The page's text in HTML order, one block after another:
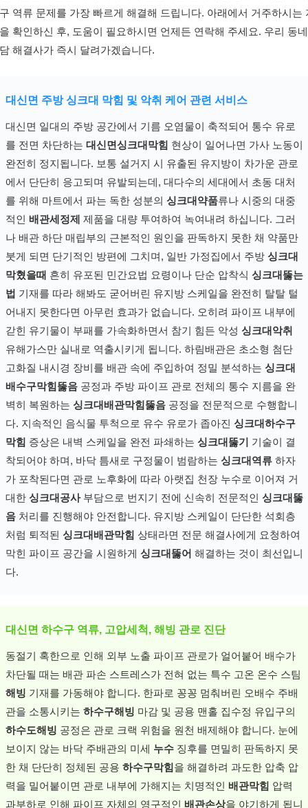
역류 문제를 가장 빠르게 해결해 드립니다. 아래에서 거주하시는
확인하신 후, 도움이 필요하시면 언제든 연락해 주세요. 우리 동네
해결사가 즉시 달려가겠습니다.
대신면 주방 싱크대 막힘 및 악취 케어 관련 서비스
대신면 일대의 주방 공간에서 기름 오염물이 축적되어 통수 유로
를 전면 차단하는 대신면싱크대막힘 현상이 일어나면 가사 노동이
완전히 정지됩니다. 보통 설거지 시 유출된 유지방이 차가운 관로
에서 단단히 응고되며 유발되는데, 대다수의 세대에서 초동 대처
를 위해 마트에서 파는 독한 성분의 싱크대약품류나 시중의 대중
적인 배관세정제
제품을 대량 투여하여 녹여내려 하십니다. 그러
나 배관 하단 매립부의 근본적인 원인을 판독하지 못한 채 약품만
붓게 되면 단기적인 방편에 그치며, 일반 가정집에서 주방 싱크대
막혔을때 흔히 유포된 민간요법 요령이나 단순 압착식 싱크대뚫는
법 기재를 따라 해봐도 굳어버린 유지방 스케일을 완전히 탈탈 털
어내지 못한다면 아무런 효과가 없습니다. 오히려 파이프 내부에
갇힌 유기물이 부패를 가속화하면서 참기 힘든 악성 싱크대악취
유해가스만 실내로 역출시키게 됩니다. 하림배관은 초소형 첨단
고화질 내시경 장비를 배관 속에 주입하여 정밀 분석하는 싱크대
배수구막힘뚫음공정과 주방 파이프 관로 전체의 통수 지름을 완
벽히 복원하는 싱크대배관막힘뚫음공정을 전문적으로 수행합니
다. 지속적인 음식물 투척으로 유수 유로가 좁아진 싱크대하수구
막힘 증상은 내벽 스케일을 완전 파쇄하는 싱크대뚫기
기술이 결
착되어야 하며, 바닥 틈새로 구정물이 범람하는 싱크대역류하자
가 포착된다면 관로 노후화에 따라 아랫집 천장 누수로 이어져 거
대한 싱크대공사부담으로 번지기 전에 신속히 전문적인 싱크대뚫
음처리를 진행해야 안전합니다. 유지방 스케일이 단단한 석회층
처럼 퇴적된 싱크대배관막힘 상태라면 전문 해결사에게 요청하여
막힌 파이프 공간을 시원하게 싱크대뚫어 해결하는 것이 최선입니
다.
대신면 하수구 역류, 고압세척, 해빙 관로 진단
동절기 혹한으로 인해 외부 노출 파이프 관로가 얼어붙어 배수가
차단될 때는 배관 파손 스트레스가 전혀 없는 특수 고온 온수 스팀
해빙 기재를 가동해야 합니다. 한파로 꽁꽁 멈춰버린 오배수 주배
관을 소통시키는 하수구해빙 마감 및 공용 맨홀 집수정 유입구의
하수도해빙 공정은 관로 크랙 위험을 원천 배제해야 합니다. 눈에
보이지 않는 바닥 주배관의 미세 누수징후를 면밀히 판독하지 못
한 채 단단히 정체된 공용 하수구막힘을 해결하려 과도한 압축 압
력을 밀어붙이면 관로 내부에 가해지는 치명적인 배관막힘 압력
과부하로 인해 파이프 자체의 영구적인 배관손상을 야기하게 됩니